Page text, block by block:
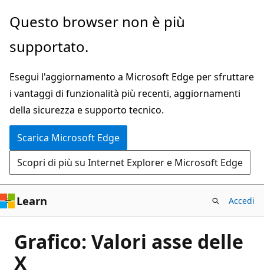
Ignora
passa
contenuto
principale
Questo browser non è più
supportato.
Esegui l'aggiornamento a Microsoft Edge per sfruttare
i vantaggi di funzionalità più recenti, aggiornamenti
della sicurezza e supporto tecnico.
Scarica Microsoft Edge
Scopri di più su Internet Explorer e Microsoft Edge
Learn Accedi
Grafico: Valori asse delle
X